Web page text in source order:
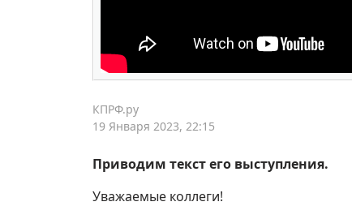
КПРФ.ру
19 Января 2023, 22:15
Приводим текст его выступления.
Уважаемые коллеги!